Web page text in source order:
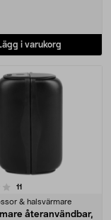
i varukorg
11
& halsvärmare
återanvändbar,